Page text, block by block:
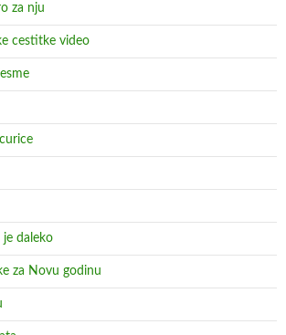
za nju
cestitke video
je daleko
za Novu godinu